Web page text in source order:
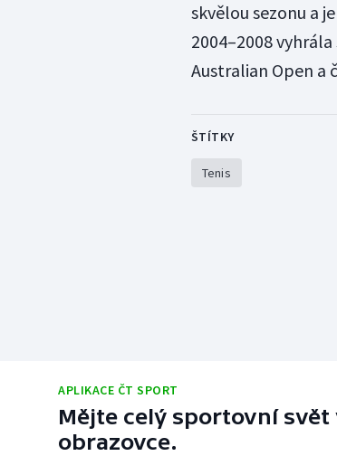
skvělou sezonu a
2004–2008
Australian Open
ŠTÍTKY
Tenis
APLIKACE ČT SPORT
Mějte celý sportovní svět
obrazovce.